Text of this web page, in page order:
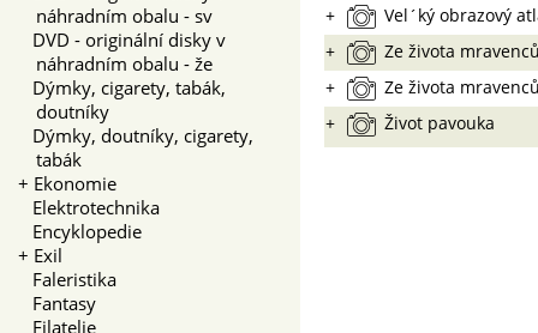
náhradním obalu - sv
DVD - originální disky v
náhradním obalu - že
Dýmky, cigarety, tabák,
doutníky
Dýmky, doutníky, cigarety,
tabák
+ Ekonomie
Elektrotechnika
Encyklopedie
+ Exil
Faleristika
Fantasy
Filatelie
+
Vel´ký obrazový
+
Ze života
+
Ze života
+
Život pavouka